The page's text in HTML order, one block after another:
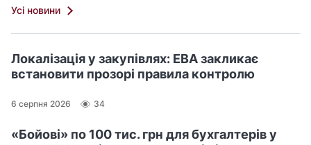
Усі новини
Локалізація у закупівлях: ЕВА закликає
встановити прозорі правила контролю
6 серпня 2026 34
«Бойові» по 100 тис. грн для бухгалтерів у